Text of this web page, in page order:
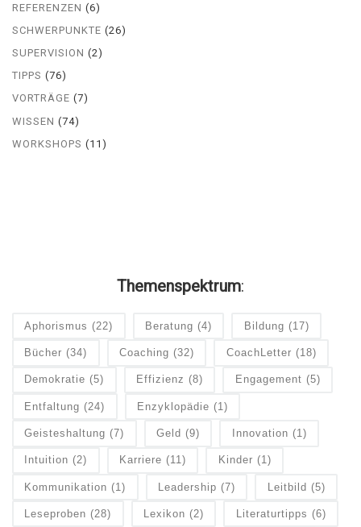
REFERENZEN (6)
SCHWERPUNKTE (26)
SUPERVISION (2)
TIPPS (76)
VORTRÄGE (7)
WISSEN (74)
WORKSHOPS (11)
Themenspektrum:
Aphorismus (22) Beratung (4) Bildung (17)
Bücher (34) Coaching (32) CoachLetter (18)
Demokratie (5) Effizienz (8) Engagement (5)
Entfaltung (24) Enzyklopädie (1)
Geisteshaltung (7) Geld (9) Innovation (1)
Intuition (2) Karriere (11) Kinder (1)
Kommunikation (1) Leadership (7) Leitbild (5)
Leseproben (28) Lexikon (2) Literaturtipps (6)